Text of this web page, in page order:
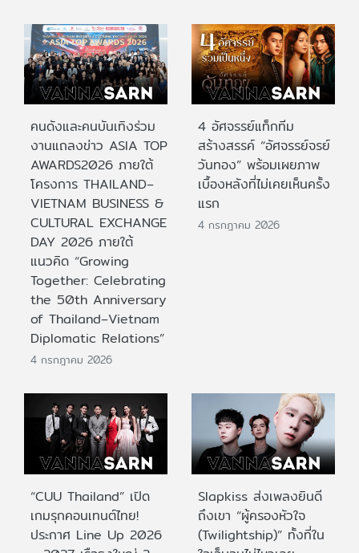
คนดังและคนบันเทิงร่วม
งานแถลงข่าว ASIA TOP
AWARDS2026 ภายใต้
โครงการ THAILAND–
VIETNAM BUSINESS &
CULTURAL EXCHANGE
DAY 2026 ภายใต้
แนวคิด “Growing
Together: Celebrating
the 50th Anniversary
of Thailand–Vietnam
Diplomatic Relations”
4 กรกฎาคม 2026
4 อัศจรรย์แท็กทีม
สร้างสรรค์ “อัศจรรย์จรย์
วันทอง” พร้อมเผยภาพ
เบื้องหลังที่ไม่เคยเห็นครั้ง
แรก
4 กรกฎาคม 2026
“CUU Thailand” เปิด
เกมรุกคอนเทนต์ไทย!
ประกาศ Line Up 2026
Slapkiss ส่งเพลงยินดี
ถึงเขา “ผู้ครองหัวใจ
(Twilightship)” ทั้งที่ใน